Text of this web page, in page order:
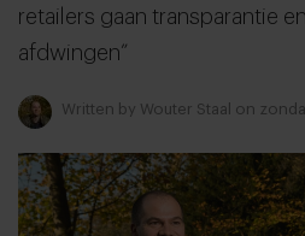
retailers gaan transparantie
afdwingen”
Written by Wouter Staal on